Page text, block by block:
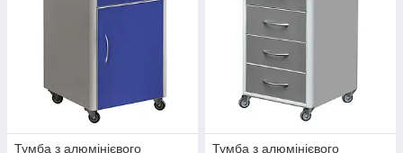
Тумба з алюмінієвого
Тумба з алюмінієвого